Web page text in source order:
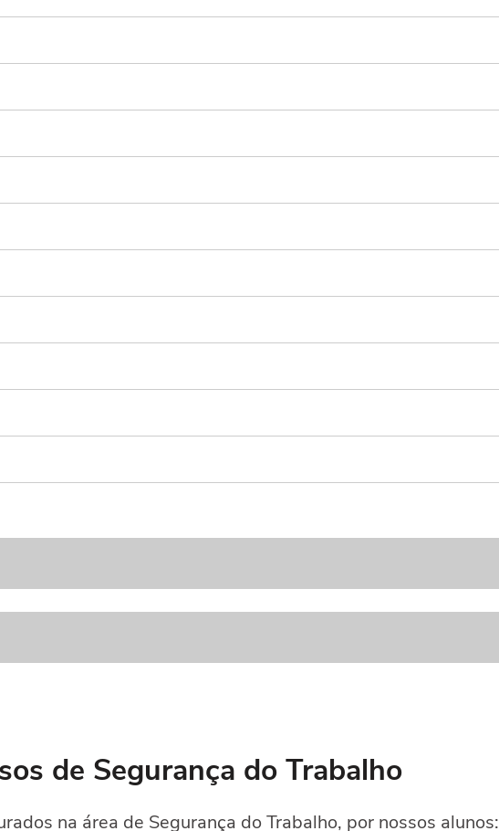
de Segurança do Trabalho
na área de Segurança do Trabalho, por nossos alunos: